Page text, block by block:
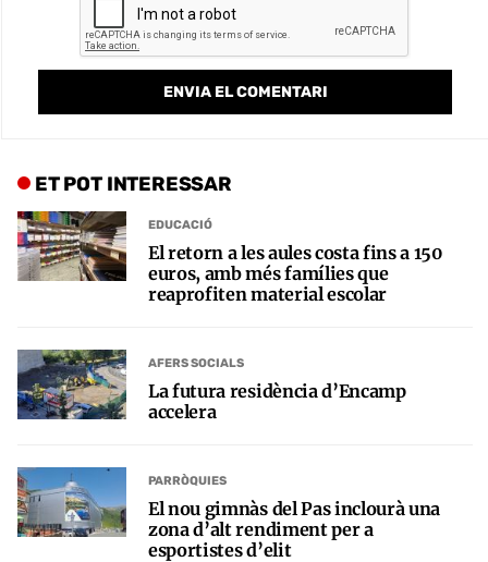
ET POT INTERESSAR
EDUCACIÓ
El retorn a les aules costa fins a 150
euros, amb més famílies que
reaprofiten material escolar
AFERS SOCIALS
La futura residència d’Encamp
accelera
PARRÒQUIES
El nou gimnàs del Pas inclourà una
zona d’alt rendiment per a
esportistes d’elit